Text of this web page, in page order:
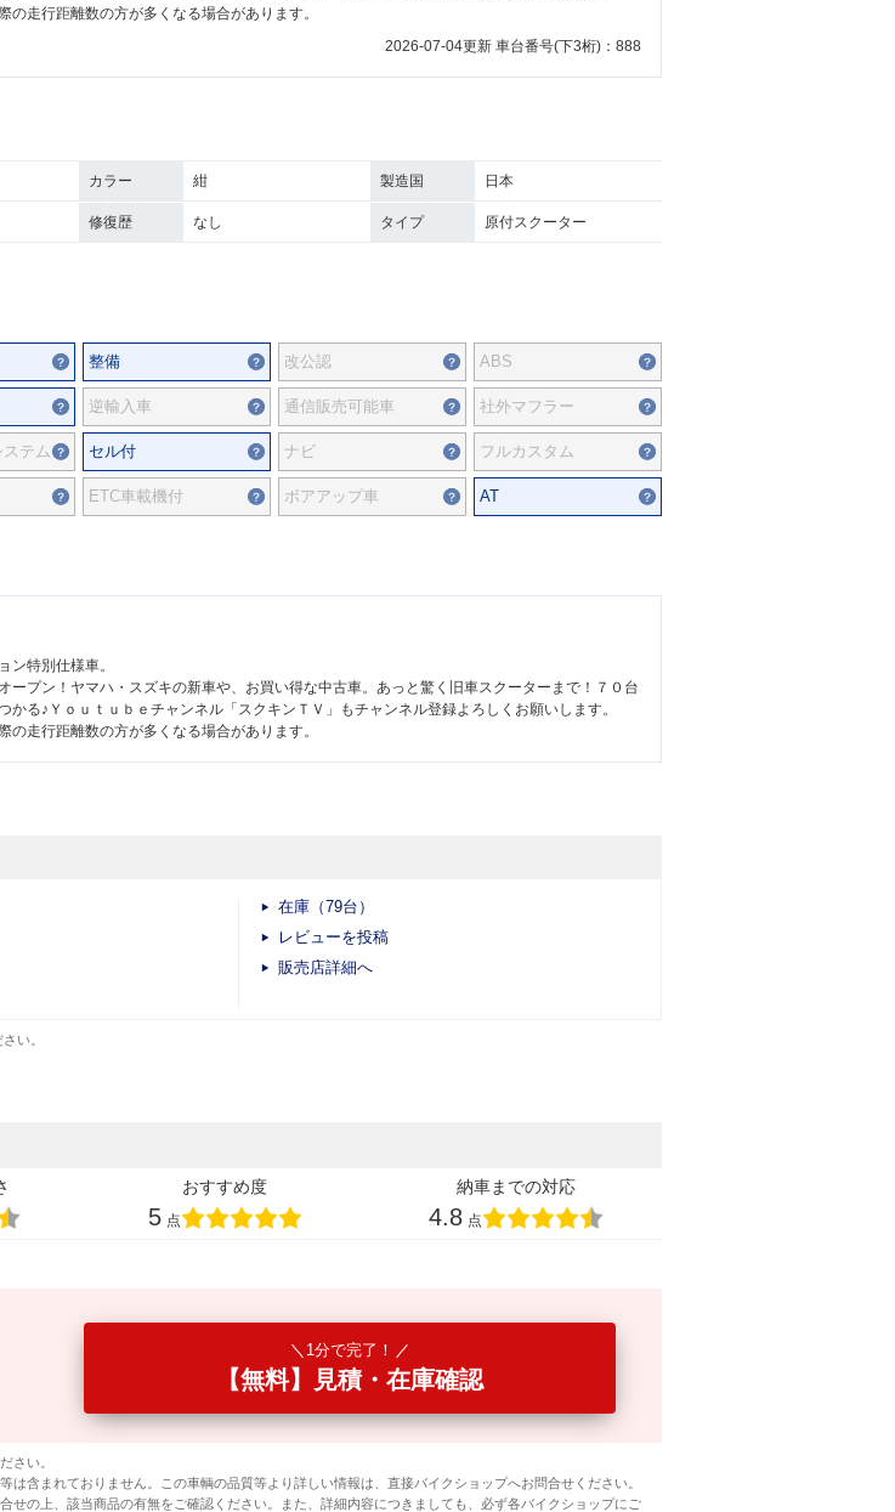
走行距離数の方が多くなる場合があります。
2026-07-04更新 車台番号(下3桁)：888
カラー 紺 製造国 日本
修復歴 なし タイプ 原付スクーター
整備 改公認 ABS
逆輸入車 通信販売可能車 社外マフラー
テム セル付 ナビ フルカスタム
ETC車載機付 ボアアップ車 AT
ン特別仕様車。
プン！ヤマハ・スズキの新車や、お買い得な中古車。あっと驚く旧車スクーターまで！７０台
る♪Ｙｏｕｔｕｂｅチャンネル「スクキンＴＶ」もチャンネル登録よろしくお願いします。
走行距離数の方が多くなる場合があります。
在庫（79台）
レビューを投稿
販売店詳細へ
い。
おすすめ度
5 点
納車までの対応
4.8 点
1分で完了！
【無料】見積・在庫確認
さい。
含まれておりません。この車輌の品質等より詳しい情報は、直接バイクショップへお問合せください。
の上、該当商品の有無をご確認ください。また、詳細内容につきましても、必ず各バイクショップにご